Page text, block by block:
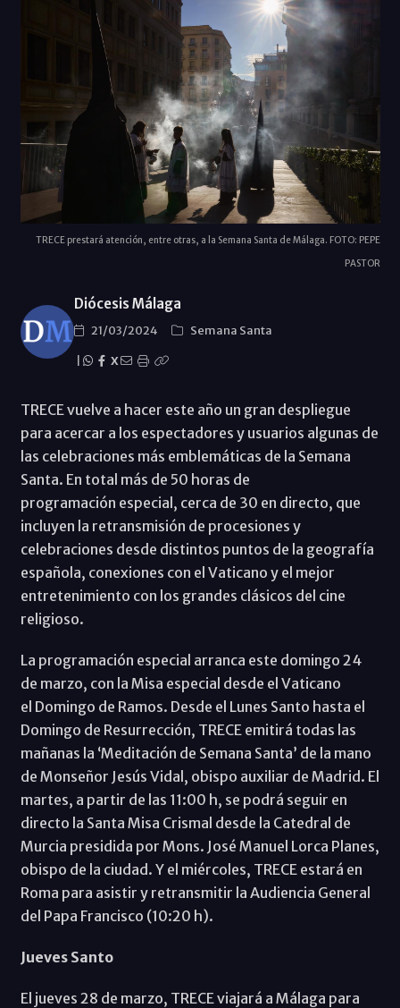
TRECE prestará atención, entre otras, a la Semana Santa de Málaga. FOTO: PEPE
PASTOR
Diócesis Málaga
21/03/2024
Semana Santa
X
TRECE vuelve a hacer este año un gran despliegue
para acercar a los espectadores y usuarios algunas de
las celebraciones más emblemáticas de la Semana
Santa. En total más de 50 horas de
programación especial, cerca de 30 en directo, que
incluyen la retransmisión de procesiones y
celebraciones desde distintos puntos de la geografía
española, conexiones con el Vaticano y el mejor
entretenimiento con los grandes clásicos del cine
religioso.
La programación especial arranca este domingo 24
de marzo, con la Misa especial desde el Vaticano
el Domingo de Ramos. Desde el Lunes Santo hasta el
Domingo de Resurrección, TRECE emitirá todas las
mañanas la ‘Meditación de Semana Santa’ de la mano
de Monseñor Jesús Vidal, obispo auxiliar de Madrid. El
martes, a partir de las 11:00 h, se podrá seguir en
directo la Santa Misa Crismal desde la Catedral de
Murcia presidida por Mons. José Manuel Lorca Planes,
obispo de la ciudad. Y el miércoles, TRECE estará en
Roma para asistir y retransmitir la Audiencia General
del Papa Francisco (10:20 h).
Jueves Santo
El jueves 28 de marzo, TRECE viajará a Málaga para